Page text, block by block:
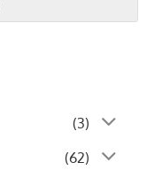
(3)
(62)